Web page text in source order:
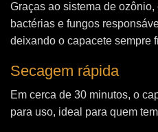
Graças ao sistema de
bactérias e fungos
deixando o capacete sempre
Secagem rápida
Em cerca de 30 minutos, o
para uso, ideal para quem